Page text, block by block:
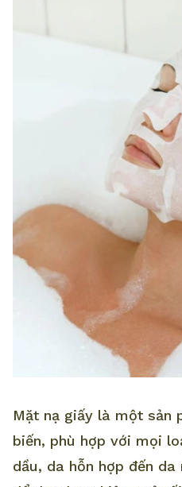
Mặt nạ giấy là một sản
biến, phù hợp với mọi
dầu, da hỗn hợp đến da